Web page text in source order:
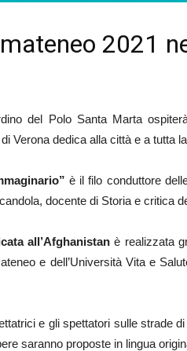
2021
del Polo Santa Marta
Verona dedica alla città e a tutta
è il filo conduttore
docente di Storia e critica
all’Afghanistan è realizzata
e dell’Università Vita e
e gli spettatori sulle strade
saranno proposte in lingua